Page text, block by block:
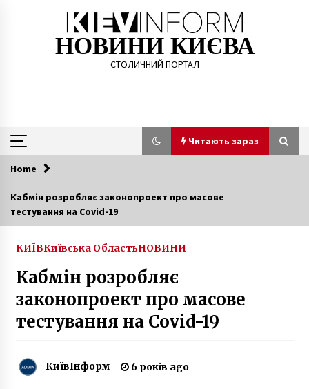
НОВИНИ КИЄВА
СТОЛИЧНИЙ ПОРТАЛ
Читають зараз
Читають зараз
У 2021 році у 23 вестибюлях метро у Києві
оновлять усі турнікети, кожен прийматиме
банківську картку
Зеленський вже у Верховній Раді для
обговорення “формули Штайнмайера”
8 років ago
Home
Кабмін розробляє законопроект про масове
тестування на Covid-19
КИЇВКиївська ОбластьНОВИНИ
Кабмін розробляє
законопроект про масове
тестування на Covid-19
КиївІнформ 6 років ago